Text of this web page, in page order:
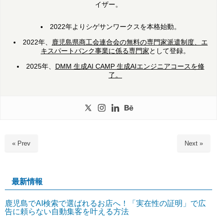
イザー。
2022年よりシゲサンワークスを本格始動。
2022年、 鹿児島県商工会連合会の無料の専門家派遣制度、エ
キスパートバンク事業に係る専門家として登録。
2025年、 DMM 生成AI CAMP 生成AIエンジニアコースを修
了。
« Prev Next »
最新情報
鹿児島でAI検索で選ばれるお店へ！「実在性の証明」で広
告に頼らない自動集客を叶える方法